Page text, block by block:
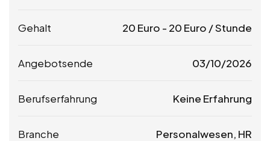
Gehalt 20 Euro - 20 Euro / Stunde
Angebotsende 03/10/2026
Berufserfahrung Keine Erfahrung
Branche Personalwesen, HR